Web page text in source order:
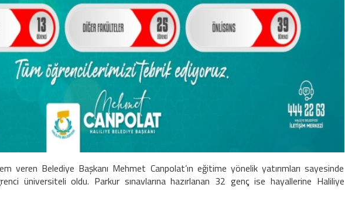
veren Belediye Başkanı Mehmet Canpolat’ın eğitime yönelik yatırımları sayesinde
üniversiteli oldu. Parkur sınavlarına hazırlanan 32 genç ise hayallerine Haliliye